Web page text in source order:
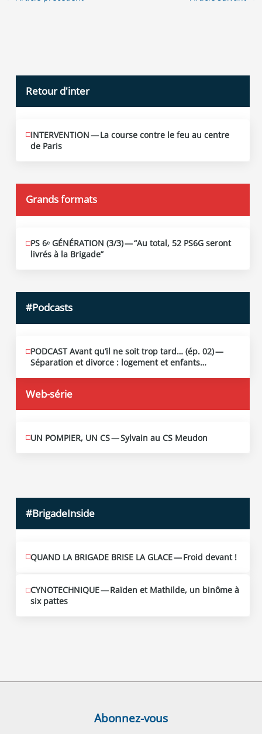
Retour d'inter
JUIN
12
2026
INTERVENTION — La course contre le feu au centre
de Paris
Grands formats
JUIN
19
2026
PS 6ᵉ GÉNÉRATION (3/​3) — “Au total, 52 PS6G seront
livrés à la Brigade”
#Podcasts
MAI
13
2026
PODCAST Avant qu’il ne soit trop tard… (ép. 02) —
Séparation et divorce : logement et enfants…
Web-série
MAI
10
UN POMPIER, UN CS — Sylvain au CS Meudon
#BrigadeInside
QUAND LA BRIGADE BRISE LA GLACE — Froid devant !
CYNOTECHNIQUE — Raïden et Mathilde, un binôme à
six pattes
Abonnez-vous